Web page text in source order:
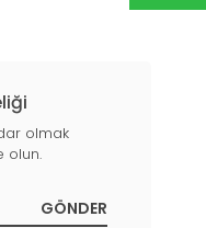
olmak
olun.